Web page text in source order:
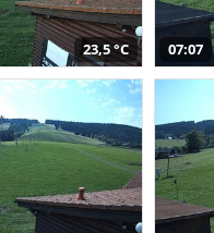
23,5 °C 07:07